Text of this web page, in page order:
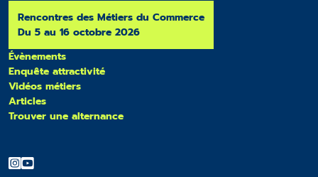
Rencontres des Métiers du Commerce
Du 5 au 16 octobre 2026
Évènements
Enquête attractivité
Vidéos métiers
Articles
Trouver une alternance